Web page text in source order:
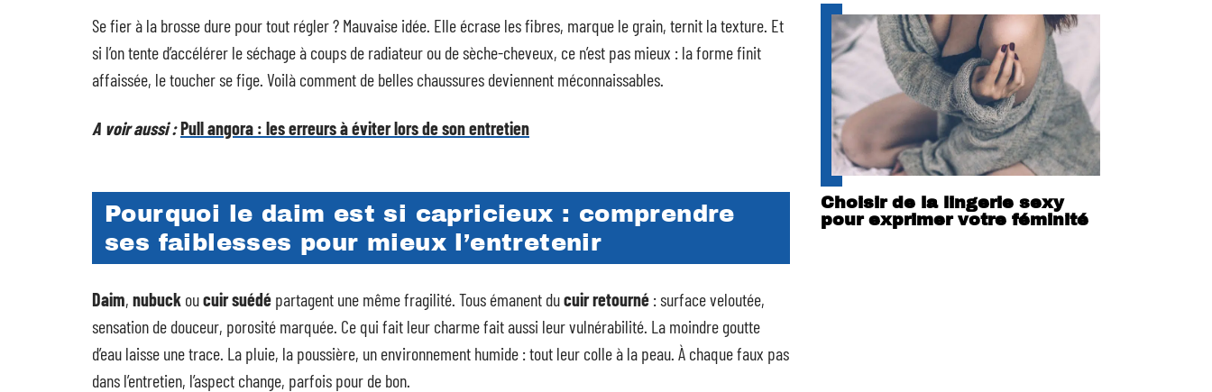
Se fier à la brosse dure pour tout régler ? Mauvaise idée. Elle écrase les fibres, marque le grain, ternit la texture. Et
si l’on tente d’accélérer le séchage à coups de radiateur ou de sèche-cheveux, ce n’est pas mieux : la forme finit
affaissée, le toucher se fige. Voilà comment de belles chaussures deviennent méconnaissables.
A voir aussi :Pull angora : les erreurs à éviter lors de son entretien
Pourquoi le daim est si capricieux : comprendre
ses faiblesses pour mieux l’entretenir
Daim, nubuck oucuir suédé partagent une même fragilité. Tous émanent ducuir retourné : surface veloutée,
sensation de douceur, porosité marquée. Ce qui fait leur charme fait aussi leur vulnérabilité. La moindre goutte
d’eau laisse une trace. La pluie, la poussière, un environnement humide : tout leur colle à la peau. À chaque faux pas
dans l’entretien, l’aspect change, parfois pour de bon.
Choisir de la lingerie sexy
pour exprimer votre féminité